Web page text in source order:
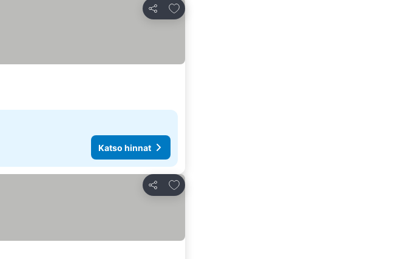
Jaa
Lisää suosikkeihin
Katso hinnat
Jaa
Lisää suosikkeihin